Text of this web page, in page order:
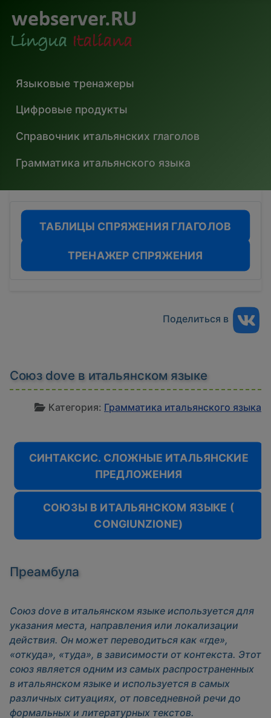
Языковые тренажеры
Цифровые продукты
Справочник итальянских глаголов
Грамматика итальянского языка
ТАБЛИЦЫ СПРЯЖЕНИЯ ГЛАГОЛОВ
ТРЕНАЖЕР СПРЯЖЕНИЯ
Поделиться в
Союз dove в итальянском языке
Категория: Грамматика итальянского языка
СИНТАКСИС. СЛОЖНЫЕ ИТАЛЬЯНСКИЕ
ПРЕДЛОЖЕНИЯ
СОЮЗЫ В ИТАЛЬЯНСКОМ ЯЗЫКЕ (
CONGIUNZIONE)
Преамбула
Союз dove в итальянском языке используется для
указания места, направления или локализации
действия. Он может переводиться как «где»,
«откуда», «туда», в зависимости от контекста. Этот
союз является одним из самых распространенных
в итальянском языке и используется в самых
различных ситуациях, от повседневной речи до
формальных и литературных текстов.